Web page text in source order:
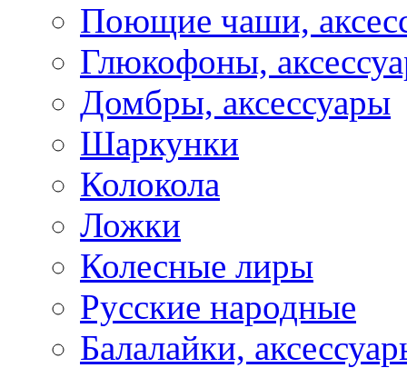
Поющие чаши,
Глюкофоны,
Домбры, аксессуары
Шаркунки
Колокола
Ложки
Колесные лиры
Русские народные
Балалайки,